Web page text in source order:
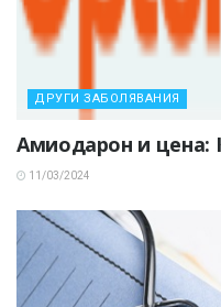
ДРУГИ ЗАБОЛЯВАНИЯ
Амиодарон и цена:
11/03/2024